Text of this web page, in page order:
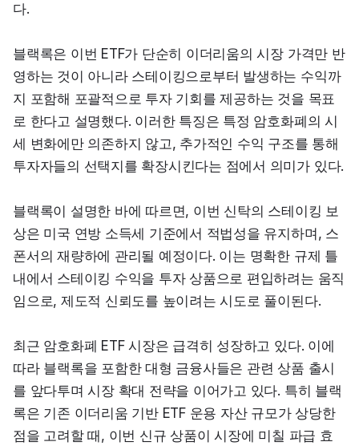
다.
블랙록은 이번 ETF가 단순히 이더리움의 시장 가격만 반
영하는 것이 아니라 스테이킹으로부터 발생하는 수익까
지 포함해 포괄적으로 투자 기회를 제공하는 것을 목표
로 한다고 설명했다. 이러한 특징은 특정 암호화폐의 시
세 변화에만 의존하지 않고, 추가적인 수익 구조를 통해
투자자들의 선택지를 확장시킨다는 점에서 의미가 있다.
블랙록이 설명한 바에 따르면, 이번 신탁의 스테이킹 보
상은 미국 연방 소득세 기준에서 적법성을 유지하며, 스
폰서의 재량하에 관리될 예정이다. 이는 명확한 규제 틀
내에서 스테이킹 수익을 투자 상품으로 편입하려는 움직
임으로, 제도적 신뢰도를 높이려는 시도로 풀이된다.
최근 암호화폐 ETF 시장은 급격히 성장하고 있다. 이에
따라 블랙록을 포함한 대형 금융사들은 관련 상품 출시
를 앞다투며 시장 확대 전략을 이어가고 있다. 특히 블랙
록은 기존 이더리움 기반 ETF 운용 자산 규모가 상당한
점을 고려할 때, 이번 신규 상품이 시장에 미칠 파급 효